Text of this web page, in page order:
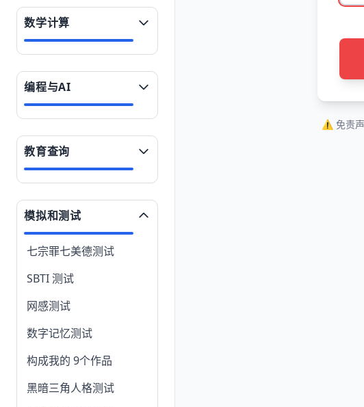
数学计算
编程与AI
教育查询
模拟和测试
七宗罪七美德测试
SBTI 测试
网感测试
数字记忆测试
构成我的 9个作品
黑暗三角人格测试
⚠️ 免责声